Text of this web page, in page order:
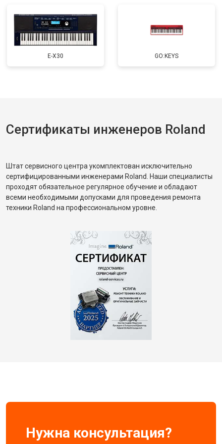
E-X30 GO:KEYS
Сертификаты инженеров Roland
Штат сервисного центра укомплектован исключительно
сертифицированными инженерами Roland. Наши специалисты
проходят обязательное регулярное обучение и обладают
всеми необходимыми допусками для проведения ремонта
техники Roland на профессиональном уровне.
Нужна консультация?